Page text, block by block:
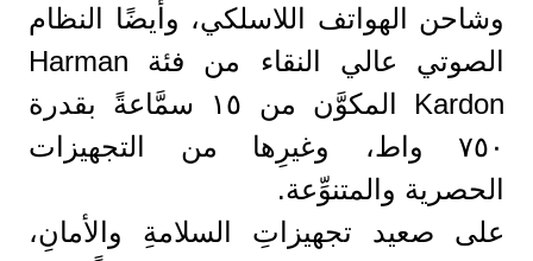
وشاحن الهواتف اللاسلكي، وأيضًا النظام
الصوتي عالي النقاء من فئة Harman
Kardon المكوَّن من ١٥ سمَّاعةً بقدرة
٧٥٠ واط، وغيرِها من التجهيزات
الحصرية والمتنوِّعة.
على صعيد تجهيزاتِ السلامةِ والأمانِ،